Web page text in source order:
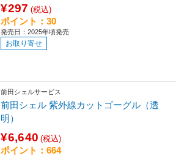
¥297 (税込)
ポイント：30
発売日：2025年頃発売
お取り寄せ
前田シェルサービス
前田シェル 紫外線カットゴーグル（透
明）
¥6,640 (税込)
ポイント：664